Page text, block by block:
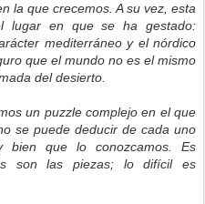
la que crecemos. A su vez, esta
lugar en que se ha gestado:
mediterráneo y el nórdico
que el mundo no es el mismo
del desierto.
un puzzle complejo en el que
se puede deducir de cada uno
bien que lo conozcamos. Es
son las piezas; lo difícil es